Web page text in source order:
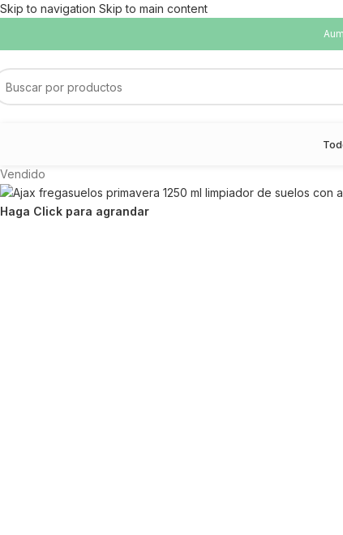
Skip to navigation Skip to main content
Vendido
Haga Click para agrandar